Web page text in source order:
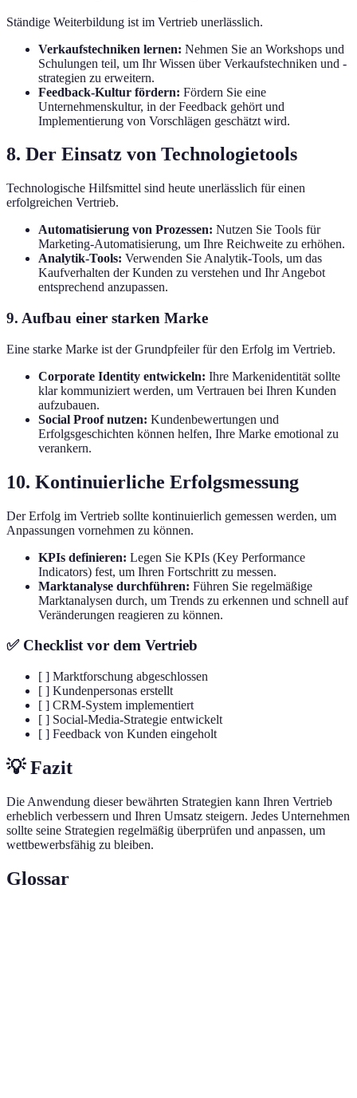
Ständige Weiterbildung ist im Vertrieb unerlässlich.
Verkaufstechniken lernen: Nehmen Sie an Workshops und
Schulungen teil, um Ihr Wissen über Verkaufstechniken und -
strategien zu erweitern.
Feedback-Kultur fördern: Fördern Sie eine
Unternehmenskultur, in der Feedback gehört und
Implementierung von Vorschlägen geschätzt wird.
8. Der Einsatz von Technologietools
Technologische Hilfsmittel sind heute unerlässlich für einen
erfolgreichen Vertrieb.
Automatisierung von Prozessen: Nutzen Sie Tools für
Marketing-Automatisierung, um Ihre Reichweite zu erhöhen.
Analytik-Tools: Verwenden Sie Analytik-Tools, um das
Kaufverhalten der Kunden zu verstehen und Ihr Angebot
entsprechend anzupassen.
9. Aufbau einer starken Marke
Eine starke Marke ist der Grundpfeiler für den Erfolg im Vertrieb.
Corporate Identity entwickeln: Ihre Markenidentität sollte
klar kommuniziert werden, um Vertrauen bei Ihren Kunden
aufzubauen.
Social Proof nutzen: Kundenbewertungen und
Erfolgsgeschichten können helfen, Ihre Marke emotional zu
verankern.
10. Kontinuierliche Erfolgsmessung
Der Erfolg im Vertrieb sollte kontinuierlich gemessen werden, um
Anpassungen vornehmen zu können.
KPIs definieren: Legen Sie KPIs (Key Performance
Indicators) fest, um Ihren Fortschritt zu messen.
Marktanalyse durchführen: Führen Sie regelmäßige
Marktanalysen durch, um Trends zu erkennen und schnell auf
Veränderungen reagieren zu können.
✅ Checklist vor dem Vertrieb
[ ] Marktforschung abgeschlossen
[ ] Kundenpersonas erstellt
[ ] CRM-System implementiert
[ ] Social-Media-Strategie entwickelt
[ ] Feedback von Kunden eingeholt
💡 Fazit
Die Anwendung dieser bewährten Strategien kann Ihren Vertrieb
erheblich verbessern und Ihren Umsatz steigern. Jedes Unternehmen
sollte seine Strategien regelmäßig überprüfen und anpassen, um
wettbewerbsfähig zu bleiben.
Glossar